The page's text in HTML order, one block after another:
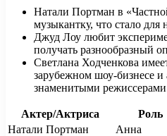
Натали Портман в
музыкантку, что стало
Джуд Лоу любит
получать разнообразный
Светлана Ходченкова
зарубежном шоу-бизнесе и
знаменитыми
Актер/Актриса
Роль
Натали Портман
Анна